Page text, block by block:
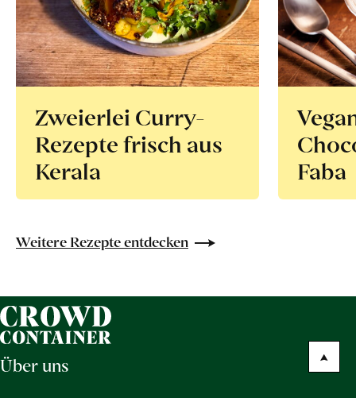
Zweierlei Curry-
Rezepte frisch aus
Kerala
Faba
Weitere Rezepte entdecken
Über uns